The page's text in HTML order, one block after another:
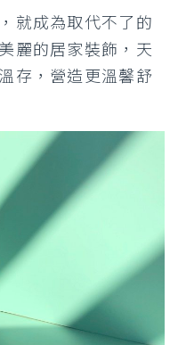
就成為取代不了的
麗的居家裝飾，天
存，營造更溫馨舒